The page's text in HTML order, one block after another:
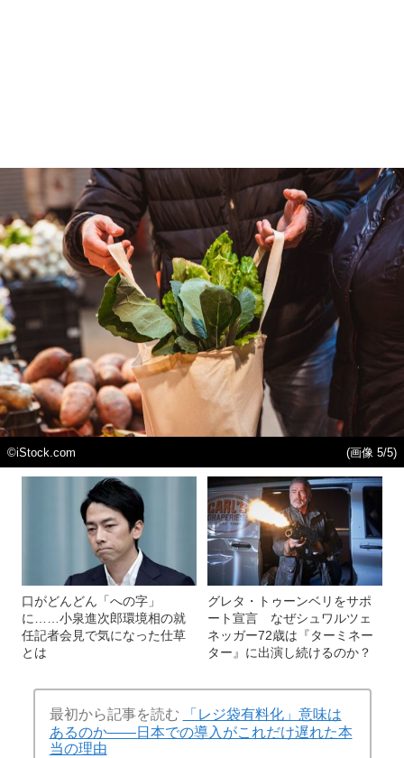
©iStock.com (画像 5/5)
口がどんどん「への字」
に……小泉進次郎環境相の就
任記者会見で気になった仕草
とは
グレタ・トゥーンベリをサポ
ート宣言 なぜシュワルツェ
ネッガー72歳は『ターミネー
ター』に出演し続けるのか？
最初から記事を読む
「レジ袋有料化」意味は
あるのか――日本での導入がこれだけ遅れた本
当の理由